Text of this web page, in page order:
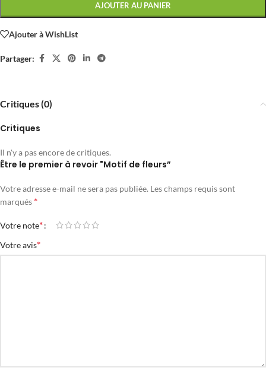
AJOUTER AU PANIER
Ajouter à WishList
Partager:
Critiques (0)
Critiques
Il n'y a pas encore de critiques.
Être le premier à revoir "Motif de fleurs”
Votre adresse e-mail ne sera pas publiée. Les champs requis sont
marqués *
Votre note*
Votre avis*